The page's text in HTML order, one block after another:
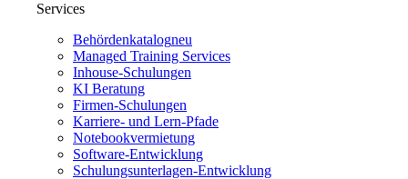
Services
Behördenkatalogneu
Managed Training Services
Inhouse-Schulungen
KI Beratung
Firmen-Schulungen
Karriere- und Lern-Pfade
Notebookvermietung
Software-Entwicklung
Schulungsunterlagen-Entwicklung